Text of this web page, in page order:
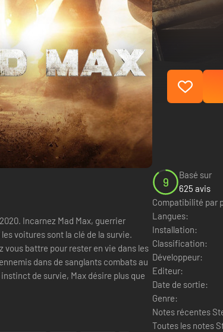
voitures sont la clé de la survie.
vous battre pour rester en vie dans les
dans de sanglants combats au
de survie, Max désire plus que
9
Basé sur
625 avis
Compatibilité par
Langues:
Installation:
Classification:
Développeur:
Editeur:
Date de sortie:
Genre:
Notes récentes
Toutes les notes